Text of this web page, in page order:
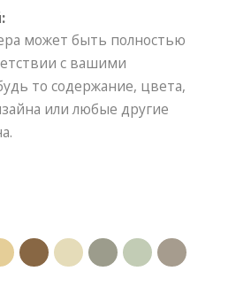
может быть полностью
с вашими
то содержание, цвета,
или любые другие